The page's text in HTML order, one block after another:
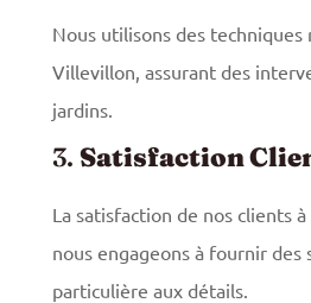
Nous utilisons des
Villevillon, assurant des
jardins.
3. Satisfaction
La satisfaction de nos clients
nous engageons à fournir
particulière aux détails.